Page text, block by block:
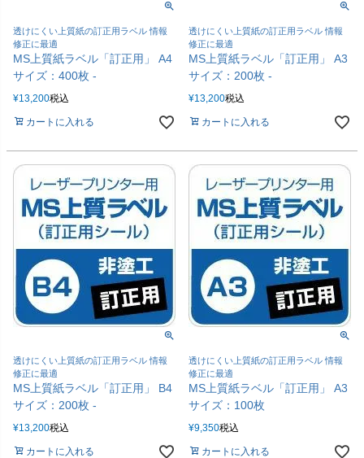
透けにくい上質紙の訂正用ラベル 情報
修正に最適
MS上質紙ラベル「訂正用」 A4
サイズ：400枚 -
¥13,200税込
カートに入れる
透けにくい上質紙の訂正用ラベル 情報
修正に最適
MS上質紙ラベル「訂正用」 A3
サイズ：200枚 -
¥13,200税込
カートに入れる
透けにくい上質紙の訂正用ラベル 情報
修正に最適
MS上質紙ラベル「訂正用」 B4
サイズ：200枚 -
¥13,200税込
カートに入れる
透けにくい上質紙の訂正用ラベル 情報
修正に最適
MS上質紙ラベル「訂正用」 A3
サイズ：100枚
¥9,350税込
カートに入れる